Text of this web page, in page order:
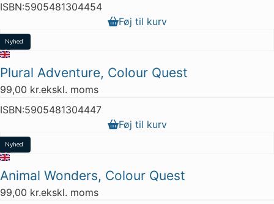
ISBN:5905481304454
Føj til kurv
Nyhed
Plural Adventure, Colour Quest
99,00 kr.ekskl. moms
ISBN:5905481304447
Føj til kurv
Nyhed
Animal Wonders, Colour Quest
99,00 kr.ekskl. moms